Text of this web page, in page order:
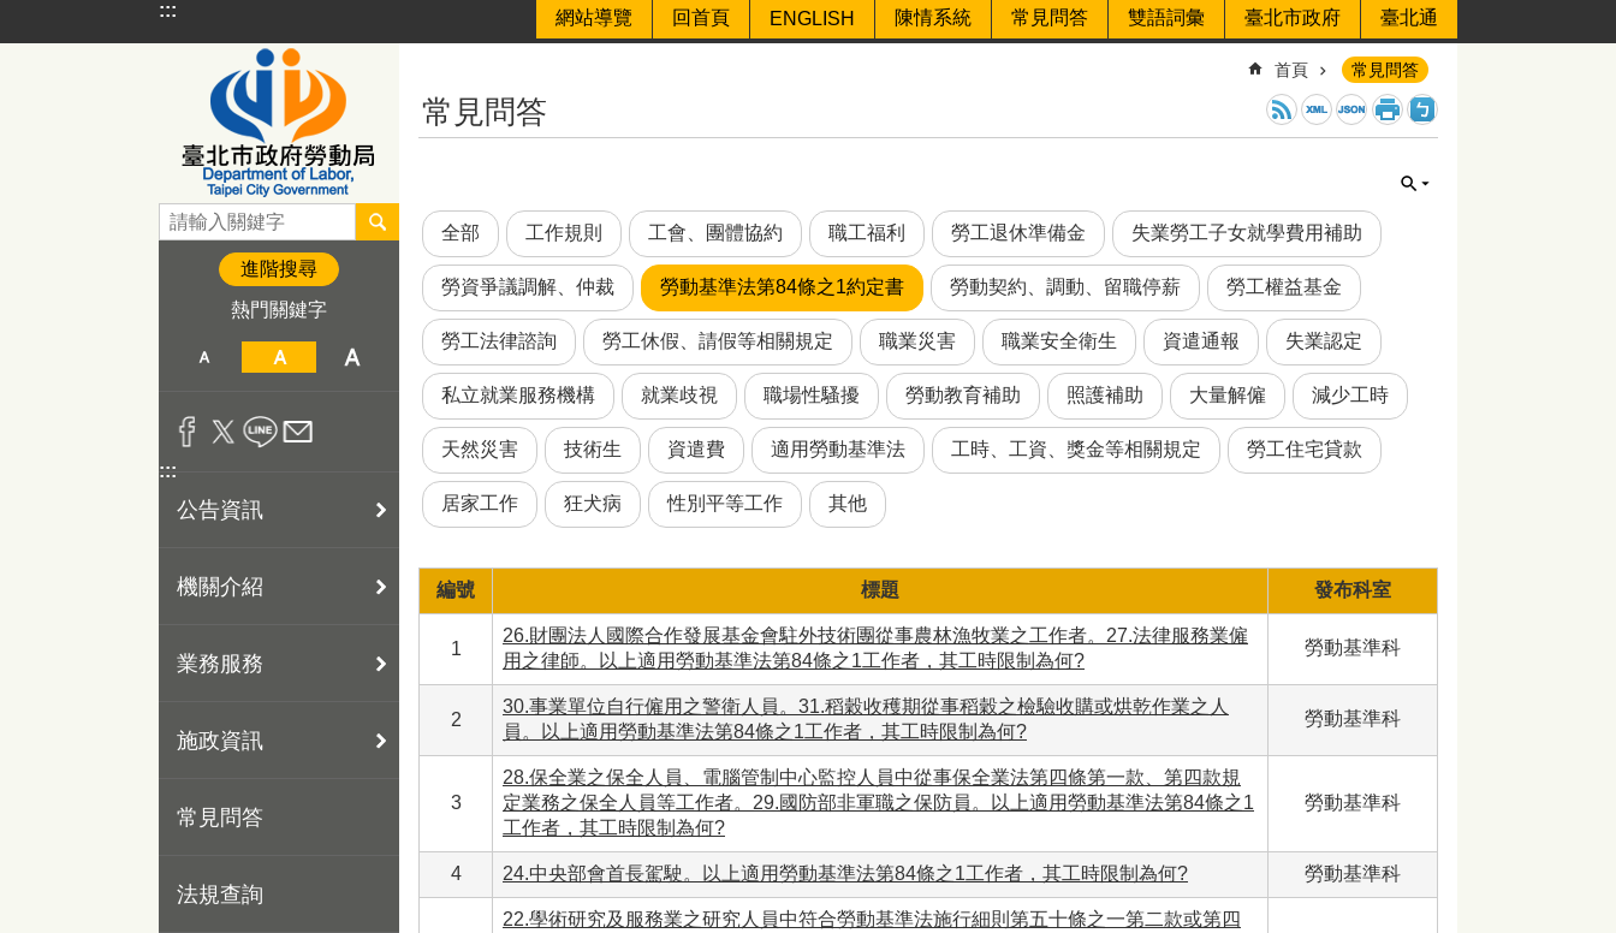
跳到主要內容區塊
::: 網站導覽 回首頁 ENGLISH 陳情系統 常見問答 雙語詞彙 臺北市政府 臺北通
進階搜尋
熱門關鍵字
:::
公告資訊
機關介紹
業務服務
施政資訊
常見問答
法規查詢
首頁 常見問答
常見問答
全部 工作規則 工會、團體協約 職工福利 勞工退休準備金 失業勞工子女就學費用補助
勞資爭議調解、仲裁 勞動基準法第84條之1約定書 勞動契約、調動、留職停薪 勞工權益基金
勞工法律諮詢 勞工休假、請假等相關規定 職業災害 職業安全衛生 資遣通報 失業認定
私立就業服務機構 就業歧視 職場性騷擾 勞動教育補助 照護補助 大量解僱 減少工時
天然災害 技術生 資遣費 適用勞動基準法 工時、工資、獎金等相關規定 勞工住宅貸款
居家工作 狂犬病 性別平等工作 其他
編號 標題 發布科室
1
26.財團法人國際合作發展基金會駐外技術團從事農林漁牧業之工作者。27.法律服務業僱
用之律師。以上適用勞動基準法第84條之1工作者，其工時限制為何?
勞動基準科
2
30.事業單位自行僱用之警衛人員。31.稻穀收穫期從事稻穀之檢驗收購或烘乾作業之人
員。以上適用勞動基準法第84條之1工作者，其工時限制為何?
勞動基準科
3
28.保全業之保全人員、電腦管制中心監控人員中從事保全業法第四條第一款、第四款規
定業務之保全人員等工作者。29.國防部非軍職之保防員。以上適用勞動基準法第84條之1
工作者，其工時限制為何?
勞動基準科
4 24.中央部會首長駕駛。以上適用勞動基準法第84條之1工作者，其工時限制為何? 勞動基準科
22.學術研究及服務業之研究人員中符合勞動基準法施行細則第五十條之一第二款或第四